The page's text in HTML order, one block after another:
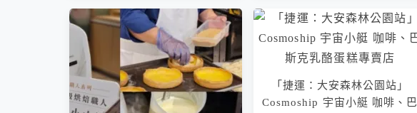
「捷運：大安森林公園站」
Cosmoship 宇宙小艇 咖啡、巴